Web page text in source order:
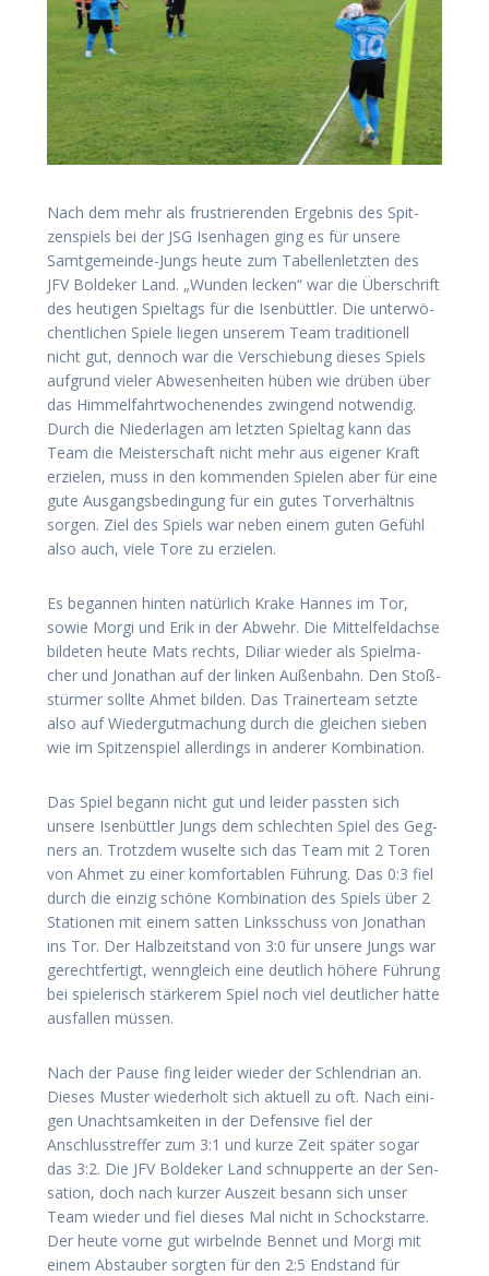
Nach dem mehr als frus­trie­ren­den Ergeb­nis des Spit­
zen­spiels bei der JSG Isen­ha­gen ging es für unse­re
Samt­ge­mein­de-Jungs heu­te zum Tabel­len­letz­ten des
JFV Bol­de­ker Land. „Wun­den lecken“ war die Über­schrift
des heu­ti­gen Spiel­tags für die Isen­bütt­ler. Die unter­wö­
chent­li­chen Spie­le lie­gen unse­rem Team tra­di­tio­nell
nicht gut, den­noch war die Ver­schie­bung die­ses Spiels
auf­grund vie­ler Abwe­sen­hei­ten hüben wie drü­ben über
das Him­mel­fahrt­wo­chen­en­des zwin­gend not­wen­dig.
Durch die Nie­der­la­gen am letz­ten Spiel­tag kann das
Team die Meis­ter­schaft nicht mehr aus eige­ner Kraft
erzie­len, muss in den kom­men­den Spie­len aber für eine
gute Aus­gangs­be­din­gung für ein gutes Tor­ver­hält­nis
sor­gen. Ziel des Spiels war neben einem guten Gefühl
also auch, vie­le Tore zu erzielen.
Es began­nen hin­ten natür­lich Kra­ke Han­nes im Tor,
sowie Mor­gi und Erik in der Abwehr. Die Mit­tel­feld­ach­se
bil­de­ten heu­te Mats rechts, Dili­ar wie­der als Spiel­ma­
cher und Jona­than auf der lin­ken Außen­bahn. Den Stoß­
stür­mer soll­te Ahmet bil­den. Das Trai­ner­team setz­te
also auf Wie­der­gut­ma­chung durch die glei­chen sie­ben
wie im Spit­zen­spiel aller­dings in ande­rer Kombination.
Das Spiel begann nicht gut und lei­der pass­ten sich
unse­re Isen­bütt­ler Jungs dem schlech­ten Spiel des Geg­
ners an. Trotz­dem wusel­te sich das Team mit 2 Toren
von Ahmet zu einer kom­for­ta­blen Füh­rung. Das 0:3 fiel
durch die ein­zig schö­ne Kom­bi­na­ti­on des Spiels über 2
Sta­tio­nen mit einem sat­ten Links­schuss von Jona­than
ins Tor. Der Halb­zeit­stand von 3:0 für unse­re Jungs war
gerecht­fer­tigt, wenn­gleich eine deut­lich höhe­re Füh­rung
bei spie­le­risch stär­ke­rem Spiel noch viel deut­li­cher hät­te
aus­fal­len müssen.
Nach der Pau­se fing lei­der wie­der der Schlen­dri­an an.
Die­ses Mus­ter wie­der­holt sich aktu­ell zu oft. Nach eini­
gen Unacht­sam­kei­ten in der Defen­si­ve fiel der
Anschluss­tref­fer zum 3:1 und kur­ze Zeit spä­ter sogar
das 3:2. Die JFV Bol­de­ker Land schnup­per­te an der Sen­
sa­ti­on, doch nach kur­zer Aus­zeit besann sich unser
Team wie­der und fiel die­ses Mal nicht in Schock­star­re.
Der heu­te vor­ne gut wir­beln­de Ben­net und Mor­gi mit
einem Abstau­ber sorg­ten für den 2:5 End­stand für